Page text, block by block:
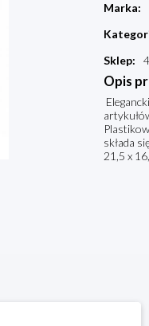
Marka:
Sklep:
Opis
składa
21,5 x